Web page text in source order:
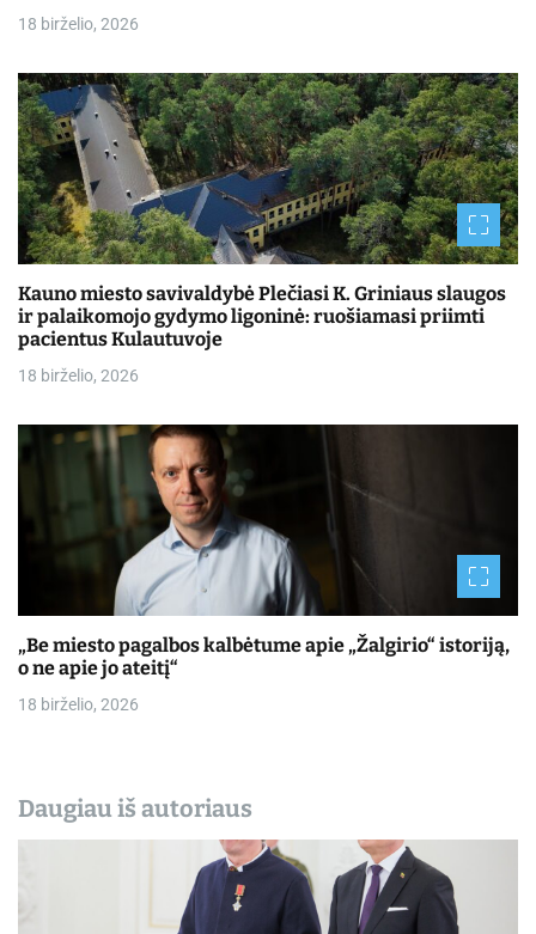
18 birželio, 2026
Kauno miesto savivaldybė Plečiasi K. Griniaus slaugos
ir palaikomojo gydymo ligoninė: ruošiamasi priimti
pacientus Kulautuvoje
18 birželio, 2026
„Be miesto pagalbos kalbėtume apie „Žalgirio“ istoriją,
o ne apie jo ateitį“
18 birželio, 2026
Daugiau iš autoriaus